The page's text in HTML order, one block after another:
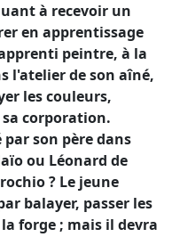
à recevoir un
en apprentissage
peintre, à la
l'atelier de son aîné,
les couleurs,
corporation.
son père dans
ou Léonard de
? Le jeune
balayer, passer les
forge ; mais il devra